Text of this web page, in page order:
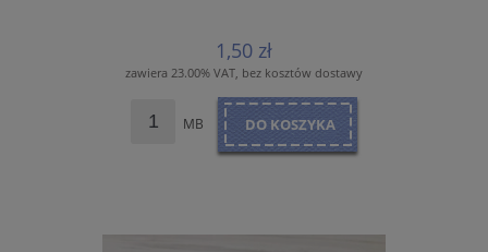
1,50 zł
zawiera 23.00% VAT, bez kosztów dostawy
MB DO KOSZYKA